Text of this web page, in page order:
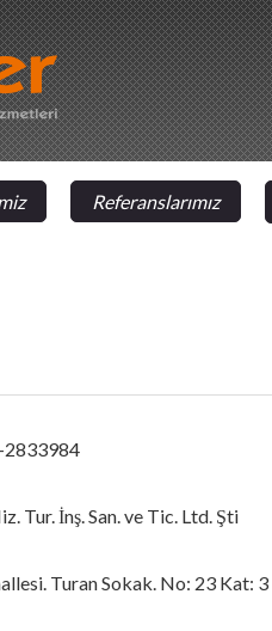
Referanslarımız
Tur. İnş. San. ve Tic. Ltd. Şti
Turan Sokak. No: 23 Kat: